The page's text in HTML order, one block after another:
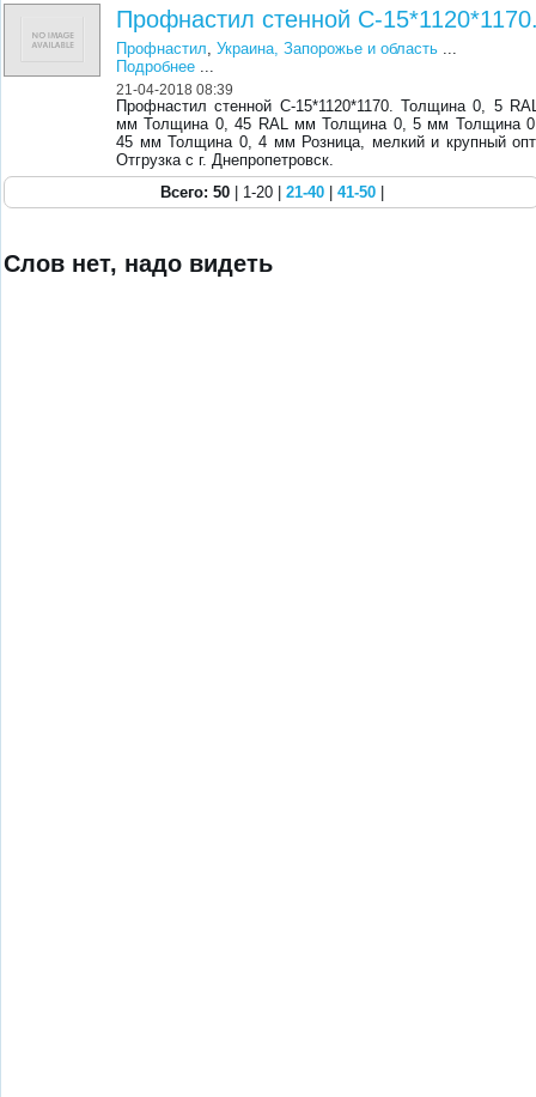
Профнастил стенной С-
Профнастил,Украина, Запорожье и область ...
Подробнее ...
21-04-2018 08:39
Профнастил стенной С-15*1120*1170. Толщина 0, 5
мм Толщина 0, 45 RAL мм Толщина 0, 5 мм Толщина
45 мм Толщина 0, 4 мм Розница, мелкий и крупный
Отгрузка с г. Днепропетровск.
Всего: 50| 1-20 | 21-40| 41-50|
Слов нет, надо видеть